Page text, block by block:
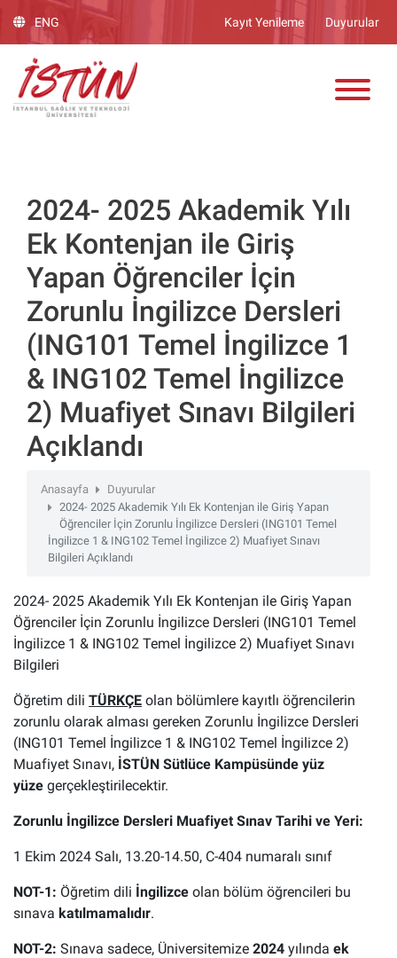
dikkat:
web
sitesinde,
erişilebilirliği
BiClick"
sistemi
bulunur.
ENG Kayıt Yenileme Duyurular
2024- 2025 Akademik Yılı
Ek Kontenjan ile Giriş
Yapan Öğrenciler İçin
Zorunlu İngilizce Dersleri
(ING101 Temel İngilizce 1
& ING102 Temel İngilizce
2) Muafiyet Sınavı Bilgileri
Açıklandı
Anasayfa
Duyurular
2024- 2025 Akademik Yılı Ek Kontenjan ile Giriş Yapan
Öğrenciler İçin Zorunlu İngilizce Dersleri (ING101 Temel
İngilizce 1 & ING102 Temel İngilizce 2) Muafiyet Sınavı
Bilgileri Açıklandı
2024- 2025 Akademik Yılı Ek Kontenjan ile Giriş Yapan
Öğrenciler İçin Zorunlu İngilizce Dersleri (ING101 Temel
İngilizce 1 & ING102 Temel İngilizce 2) Muafiyet Sınavı
Bilgileri
Öğretim dili TÜRKÇE olan bölümlere kayıtlı öğrencilerin
zorunlu olarak alması gereken Zorunlu İngilizce Dersleri
(ING101 Temel İngilizce 1 & ING102 Temel İngilizce 2)
Muafiyet Sınavı, İSTÜN Sütlüce Kampüsünde yüz
yüze gerçekleştirilecektir.
Zorunlu İngilizce Dersleri Muafiyet Sınav Tarihi ve Yeri:
1 Ekim 2024 Salı, 13.20-14.50, C-404 numaralı sınıf
NOT-1: Öğretim dili İngilizce olan bölüm öğrencileri bu
sınava katılmamalıdır.
NOT-2: Sınava sadece, Üniversitemize 2024 yılında ek